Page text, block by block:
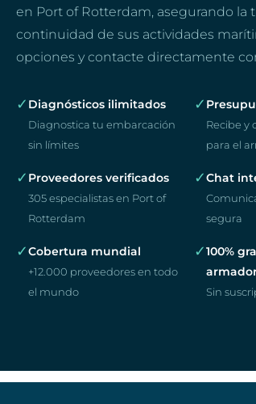
en Port of Rotterdam, asegurando la
continuidad de sus actividades
opciones y contacte directamente
✓ Diagnósticos ilimitados
Diagnostica tu embarcación
sin límites
✓
Recibe y
para el
✓ Proveedores verificados
305 especialistas en Port of
Rotterdam
✓Chat
segura
✓Cobertura mundial
+12.000 proveedores en todo
el mundo
✓100%
Sin